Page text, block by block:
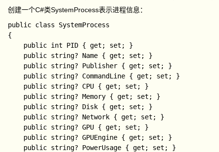
end
GPU对功耗的影响）
Type string? 进程类型
Status string? 进程状态
创建一个C#类SystemProcess表示进程信息：
public class SystemProcess
{
    public int PID { get; set; }
    public string? Name { get; set; }
    public string? Publisher { get; set; }
    public string? CommandLine { get; set; }
    public string? CPU { get; set; }
    public string? Memory { get; set; }
    public string? Disk { get; set; }
    public string? Network { get; set; }
    public string? GPU { get; set; }
    public string? GPUEngine { get; set; }
    public string? PowerUsage { get; set; }